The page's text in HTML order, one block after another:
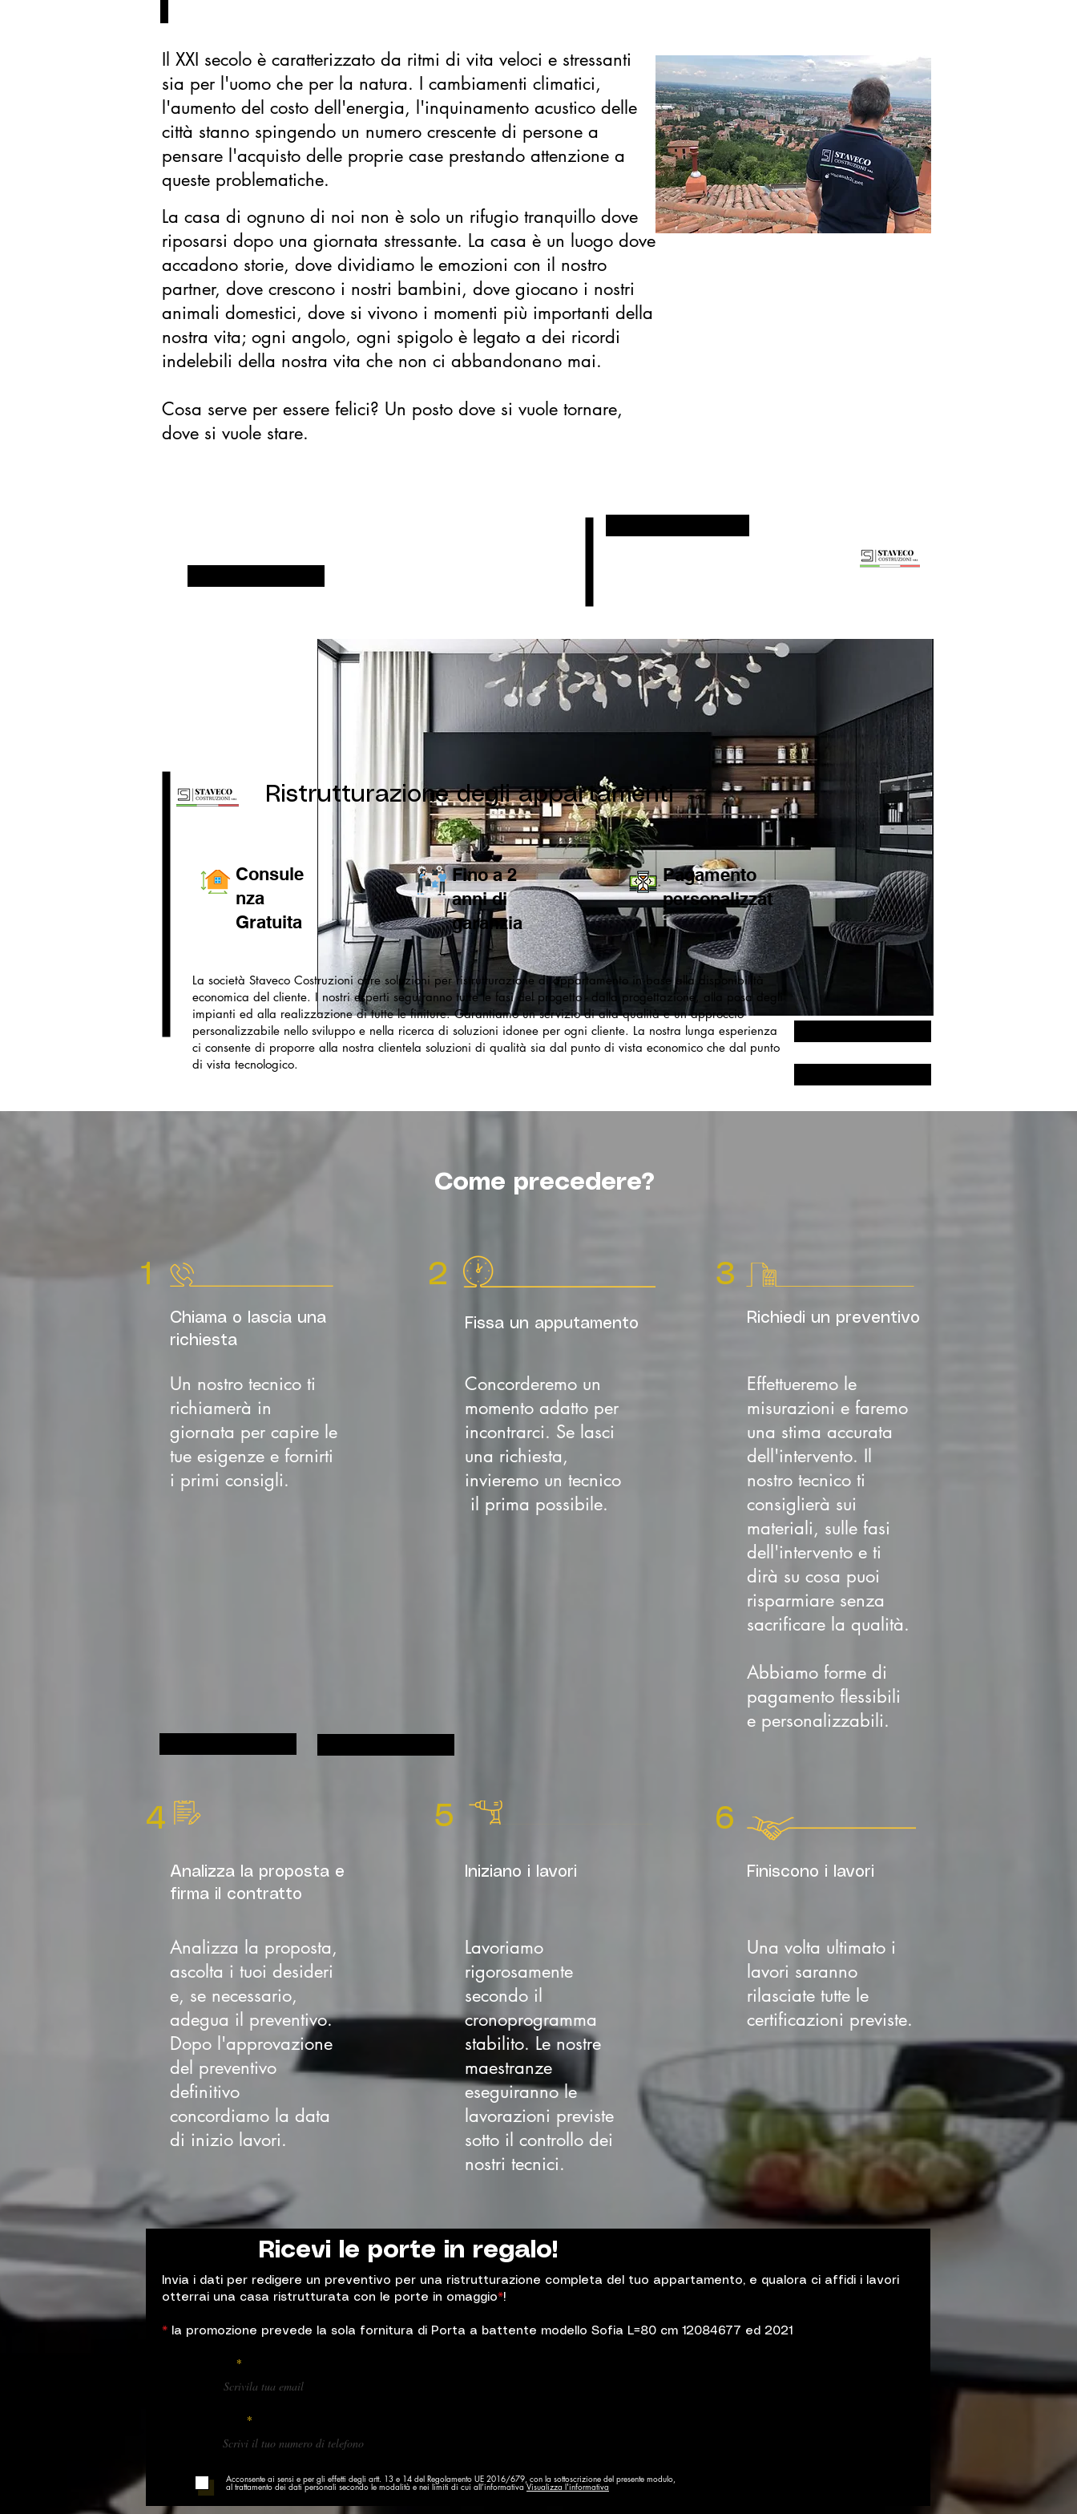
Il XXI secolo è caratterizzato da ritmi di vita veloci e stressanti
sia per l'uomo che per la natura. I cambiamenti climatici,
l'aumento del costo dell'energia, l'inquinamento acustico delle
città stanno spingendo un numero crescente di persone a
pensare l'acquisto delle proprie case prestando attenzione a
queste problematiche.
La casa di ognuno di noi non è solo un rifugio tranquillo dove
riposarsi dopo una giornata stressante. La casa è un luogo dove
accadono storie, dove dividiamo le emozioni con il nostro
partner, dove crescono i nostri bambini, dove giocano i nostri
animali domestici, dove si vivono i momenti più importanti della
nostra vita; ogni angolo, ogni spigolo è legato a dei ricordi
indelebili della nostra vita che non ci abbandonano mai.
Cosa serve per essere felici? Un posto dove si vuole tornare,
dove si vuole stare.
Ristrutturazione degli appartamenti
Consule
nza
Gratuita
Fino a 2
anni di
garanzia
Pagamento
personalizzat
i
La società Staveco Costruzioni offre soluzioni per ristrutturazione di appartamento in base alla disponibilità
economica del cliente. I nostri esperti seguiranno tutte le fasi del progetto - dalla progettazione, alla posa degli
impianti ed alla realizzazione di tutte le finiture. Garantiamo un servizio di alta qualità e un approccio
personalizzabile nello sviluppo e nella ricerca di soluzioni idonee per ogni cliente. La nostra lunga esperienza
ci consente di proporre alla nostra clientela soluzioni di qualità sia dal punto di vista economico che dal punto
di vista tecnologico.
Come precedere?
1
Chiama o lascia una
richiesta
Un nostro tecnico ti
richiamerà in
giornata per capire le
tue esigenze e fornirti
i primi consigli.
2
Fissa un apputamento
Concorderemo un
momento adatto per
incontrarci. Se lasci
una richiesta,
invieremo un tecnico
il prima possibile.
4
Analizza la proposta e
firma il contratto
Analizza la proposta,
ascolta i tuoi desideri
e, se necessario,
adegua il preventivo.
Dopo l'approvazione
del preventivo
definitivo
concordiamo la data
di inizio lavori.
5
Iniziano i lavori
Lavoriamo
rigorosamente
secondo il
cronoprogramma
stabilito. Le nostre
maestranze
eseguiranno le
lavorazioni previste
sotto il controllo dei
nostri tecnici.
3
Richiedi un preventivo
Effettueremo le
misurazioni e faremo
una stima accurata
dell'intervento. Il
nostro tecnico ti
consiglierà sui
materiali, sulle fasi
dell'intervento e ti
dirà su cosa puoi
risparmiare senza
sacrificare la qualità.
Abbiamo forme di
pagamento flessibili
e personalizzabili.
6
Finiscono i lavori
Una volta ultimato i
lavori saranno
rilasciate tutte le
certificazioni previste.
Ricevi le porte in regalo!
Invia i dati per redigere un preventivo per una ristrutturazione completa del tuo appartamento, e qualora ci affidi i lavori
otterrai una casa ristrutturata con le porte in omaggio*!
* la promozione prevede la sola fornitura di Porta a battente modello Sofia L=80 cm 12084677 ed 2021
Acconsente ai sensi e per gli effetti degli artt. 13 e 14 del Regolamento UE 2016/679, con la sottoscrizione del presente modulo,
al trattamento dei dati personali secondo le modalità e nei limiti di cui all’informativa Visualizza l'informativa